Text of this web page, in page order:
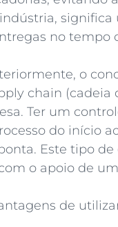
no tempo
o
chain
Ter um
do início
Este tipo de
o apoio de
de